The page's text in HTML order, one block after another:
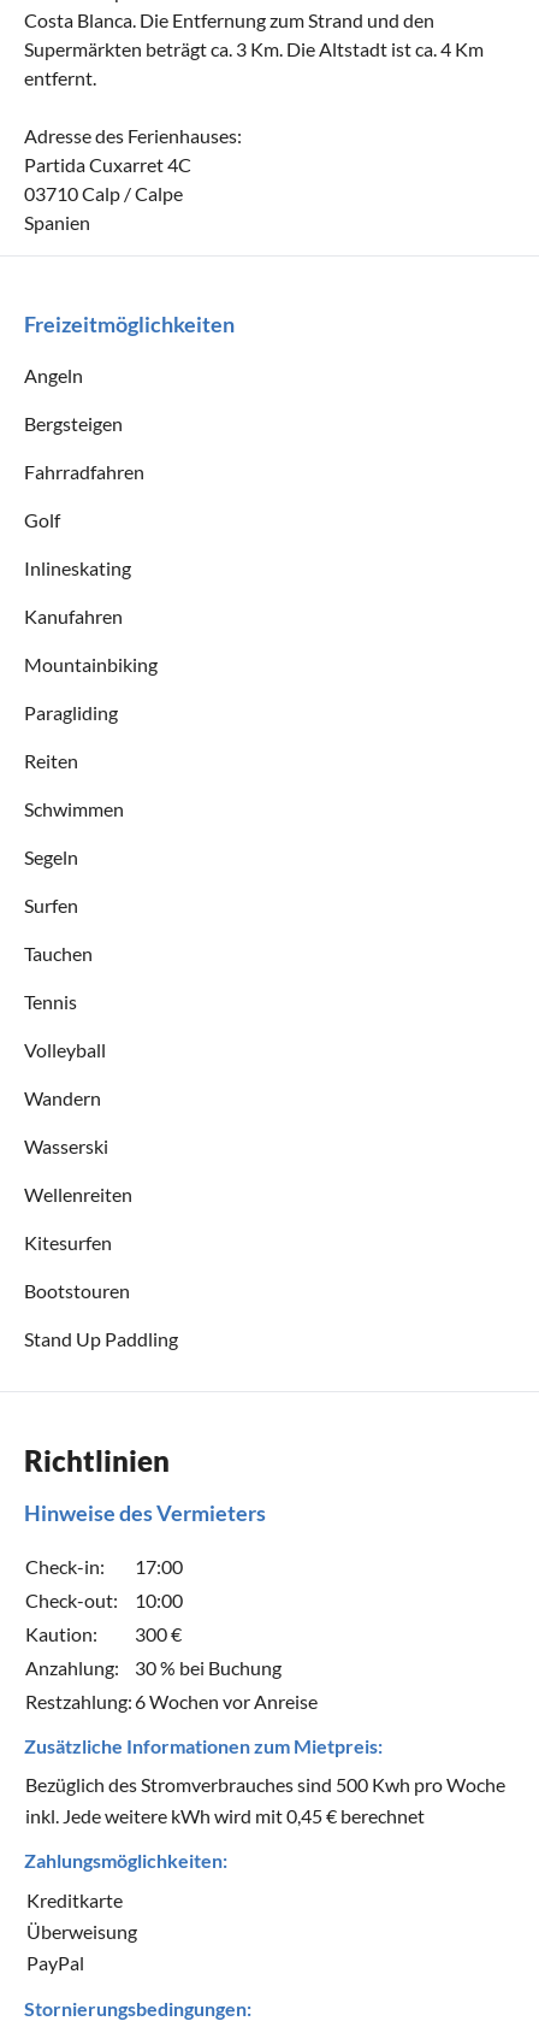
Costa Blanca. Die Entfernung zum Strand und den
Supermärkten beträgt ca. 3 Km. Die Altstadt ist ca. 4 Km
entfernt.
Adresse des Ferienhauses:
Partida Cuxarret 4C
03710 Calp / Calpe
Spanien
Freizeitmöglichkeiten
Angeln
Bergsteigen
Fahrradfahren
Golf
Inlineskating
Kanufahren
Mountainbiking
Paragliding
Reiten
Schwimmen
Segeln
Surfen
Tauchen
Tennis
Volleyball
Wandern
Wasserski
Wellenreiten
Kitesurfen
Bootstouren
Stand Up Paddling
Richtlinien
Hinweise des Vermieters
Check-in:
17:00
Check-out:
10:00
Kaution:
300 €
Anzahlung:
30 % bei Buchung
Restzahlung:6 Wochen vor Anreise
Zusätzliche Informationen zum Mietpreis:
Bezüglich des Stromverbrauches sind 500 Kwh pro Woche
inkl. Jede weitere kWh wird mit 0,45 € berechnet
Zahlungsmöglichkeiten:
Kreditkarte
Überweisung
PayPal
Stornierungsbedingungen: